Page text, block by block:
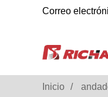
Correo
Inicio